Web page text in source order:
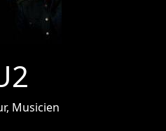
Musicien